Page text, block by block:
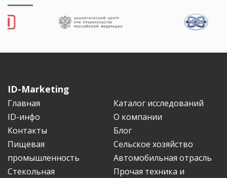
ID-Marketing
Главная
Каталог исследований
ID-инфо
О компании
Контакты
Блог
Пищевая
промышленность
Сельское хозяйство
Автомобильная отрасль
Стекольная
Прочая техника и